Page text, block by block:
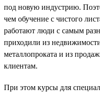
под новую индустрию.
чем обучение с чистого
работают люди с самым
приходили из
металлопроката и из
клиентам.
При этом курсы для